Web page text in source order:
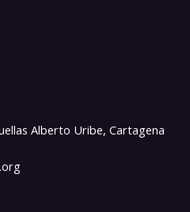
Alberto Uribe, Cartagena